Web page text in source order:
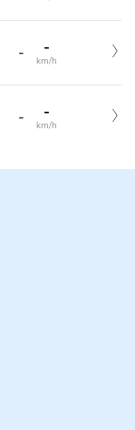
- -
km/h
- -
km/h